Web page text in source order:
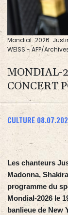
Mondial-2026:
WEISS - AFP/
MONDIAL-
CONCERT
CULTURE
Les chanteurs
Madonna,
programme du
Mondial-2026 le
banlieue de New